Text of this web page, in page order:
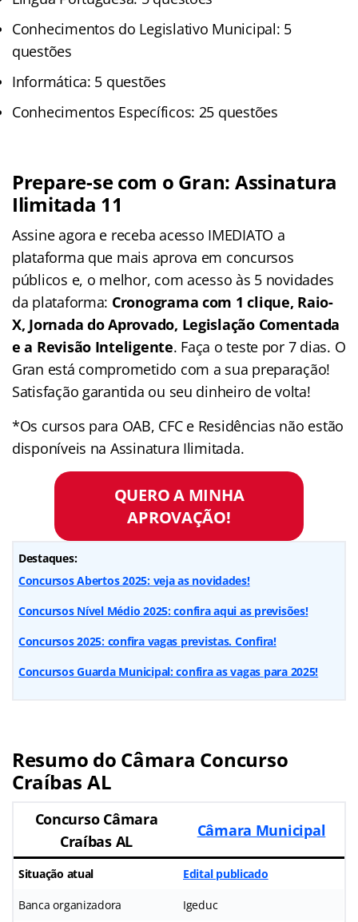
Conhecimentos do Legislativo Municipal: 5
questões
Informática: 5 questões
Conhecimentos Específicos: 25 questões
Prepare-se com o Gran: Assinatura
Ilimitada 11
Assine agora e receba acesso IMEDIATO a
plataforma que mais aprova em concursos
públicos e, o melhor, com acesso às 5 novidades
da plataforma: Cronograma com 1 clique, Raio-
X, Jornada do Aprovado, Legislação Comentada
e a Revisão Inteligente. Faça o teste por 7 dias. O
Gran está comprometido com a sua preparação!
Satisfação garantida ou seu dinheiro de volta!
*Os cursos para OAB, CFC e Residências não estão
disponíveis na Assinatura Ilimitada.
QUERO A MINHA
APROVAÇÃO!
Destaques:
Concursos Abertos 2025: veja as novidades!
Concursos Nível Médio 2025: confira aqui as previsões!
Concursos 2025: confira vagas previstas. Confira!
Concursos Guarda Municipal: confira as vagas para 2025!
Resumo do Câmara Concurso
Craíbas AL
Concurso Câmara
Craíbas AL
Câmara Municipal
Situação atual Edital publicado
Banca organizadora Igeduc